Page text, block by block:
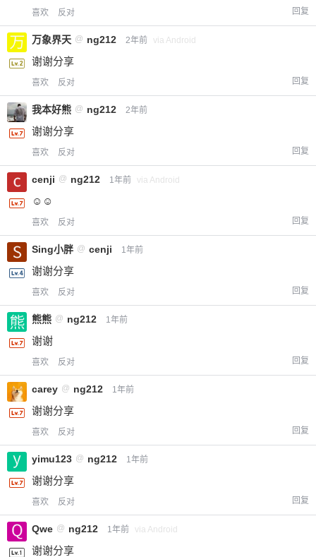
喜欢 反对 回复
万象界天 @ ng212 2年前 via Android
谢谢分享
喜欢 反对 回复
我本好熊 @ ng212 2年前
谢谢分享
喜欢 反对 回复
cenji @ ng212 1年前 via Android
☺️☺️
喜欢 反对 回复
Sing小胖 @ cenji 1年前
谢谢分享
喜欢 反对 回复
熊熊 @ ng212 1年前
谢谢
喜欢 反对 回复
carey @ ng212 1年前
谢谢分享
喜欢 反对 回复
yimu123 @ ng212 1年前
谢谢分享
喜欢 反对 回复
Qwe @ ng212 1年前 via Android
谢谢分享